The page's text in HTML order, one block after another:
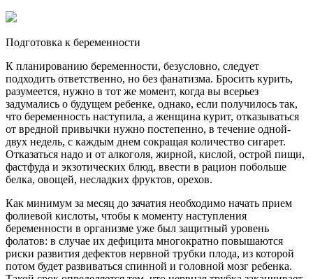
Подготовка к беременности
К планированию беременности, безусловно, следует
подходить ответственно, но без фанатизма. Бросить курить,
разумеется, нужно в тот же момент, когда вы всерьез
задумались о будущем ребенке, однако, если получилось так,
что беременность наступила, а женщина курит, отказываться
от вредной привычки нужно постепенно, в течение одной-
двух недель, с каждым днем сокращая количество сигарет.
Отказаться надо и от алкоголя, жирной, кислой, острой пищи,
фастфуда и экзотических блюд, ввести в рацион побольше
белка, овощей, несладких фруктов, орехов.
Как минимум за месяц до зачатия необходимо начать прием
фолиевой кислоты, чтобы к моменту наступления
беременности в организме уже был защитный уровень
фолатов: в случае их дефицита многократно повышаются
риски развития дефектов нервной трубки плода, из которой
потом будет развиваться спинной и головной мозг ребенка.